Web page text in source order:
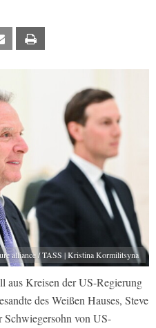
Email
alliance / TASS | Kristina Kormilitsyna
aus Kreisen der US-Regierung
des Weißen Hauses, Steve
von US-